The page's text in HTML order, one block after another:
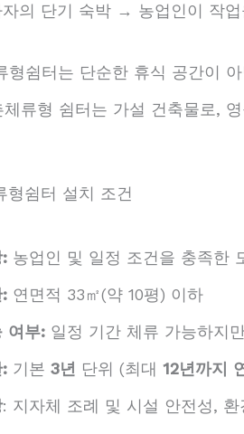
의 단기 숙박 → 농업인이 작
형쉼터는 단순한 휴식 공간이
체류형 쉼터는 가설 건축물로,
형쉼터 설치 조건
농업인 및 일정 조건을 충족한
연면적 33㎡(약 10평) 이하
여부:일정 기간 체류 가능하지
기본 3년 단위 (최대 12년까지
: 지자체 조례 및 시설 안전성,